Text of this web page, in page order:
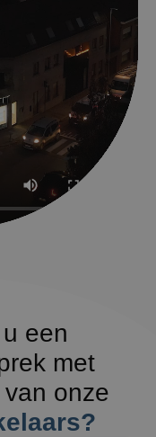
een
met
onze